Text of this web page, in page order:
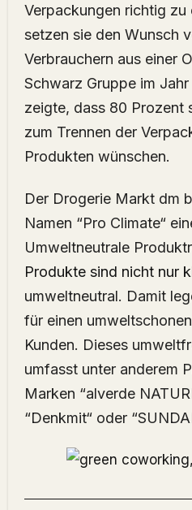
Verpackungen richtig zu
setzen sie den Wunsch
Verbrauchern aus einer
Schwarz Gruppe im Jahr
zeigte, dass 80 Prozent
zum Trennen der
Produkten wünschen.
Der Drogerie Markt dm
Namen “Pro Climate“
Umweltneutrale
Produkte sind nicht nur
umweltneutral. Damit
für einen
Kunden. Dieses
umfasst unter anderem
Marken “alverde
“Denkmit“ oder